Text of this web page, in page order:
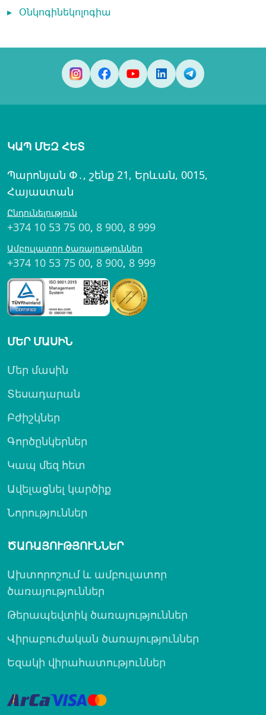
▸ Օնկոգինեկոլոգիա
ԿԱՊ ՄԵԶ ՀԵՏ
Պարոնյան Փ․, շենք 21, Երևան, 0015,
Հայաստան
Ընդունելություն
+374 10 53 75 00, 8 900, 8 999
Ամբուլատոր ծառայություններ
+374 10 53 75 00, 8 900, 8 999
ՄԵՐ ՄԱՍԻՆ
Մեր մասին
Տեսադարան
Բժիշկներ
Գործընկերներ
Կապ մեզ հետ
Ավելացնել կարծիք
Նորություններ
ԾԱՌԱՅՈՒԹՅՈՒՆՆԵՐ
Ախտորոշում և ամբուլատոր
ծառայություններ
Թերապեվտիկ ծառայություններ
Վիրաբուժական ծառայություններ
Եզակի վիրահատություններ